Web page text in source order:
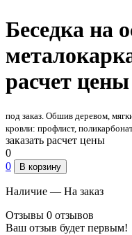
Беседка на
расчет цены
под заказ. Обшив деревом,
кровли: профлист,
заказать расчет цены
0
0
В корзину
Наличие — На заказ
Отзывы 0 отзывов
Ваш отзыв будет первым!